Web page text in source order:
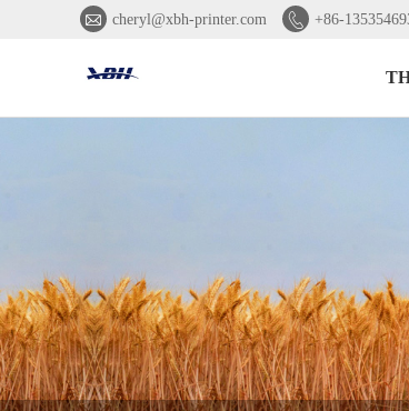
 cheryl@xbh-printer.com  +86-